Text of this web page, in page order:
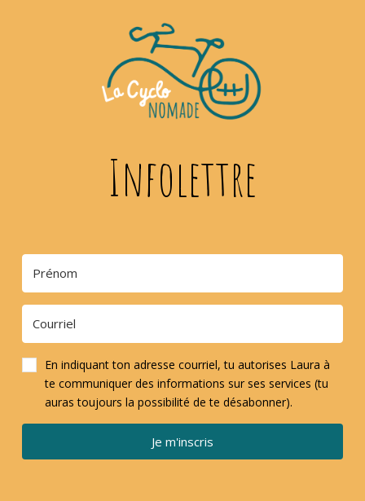
Infolettre
En indiquant ton adresse courriel, tu autorises Laura à
te communiquer des informations sur ses services (tu
auras toujours la possibilité de te désabonner).
Je m'inscris